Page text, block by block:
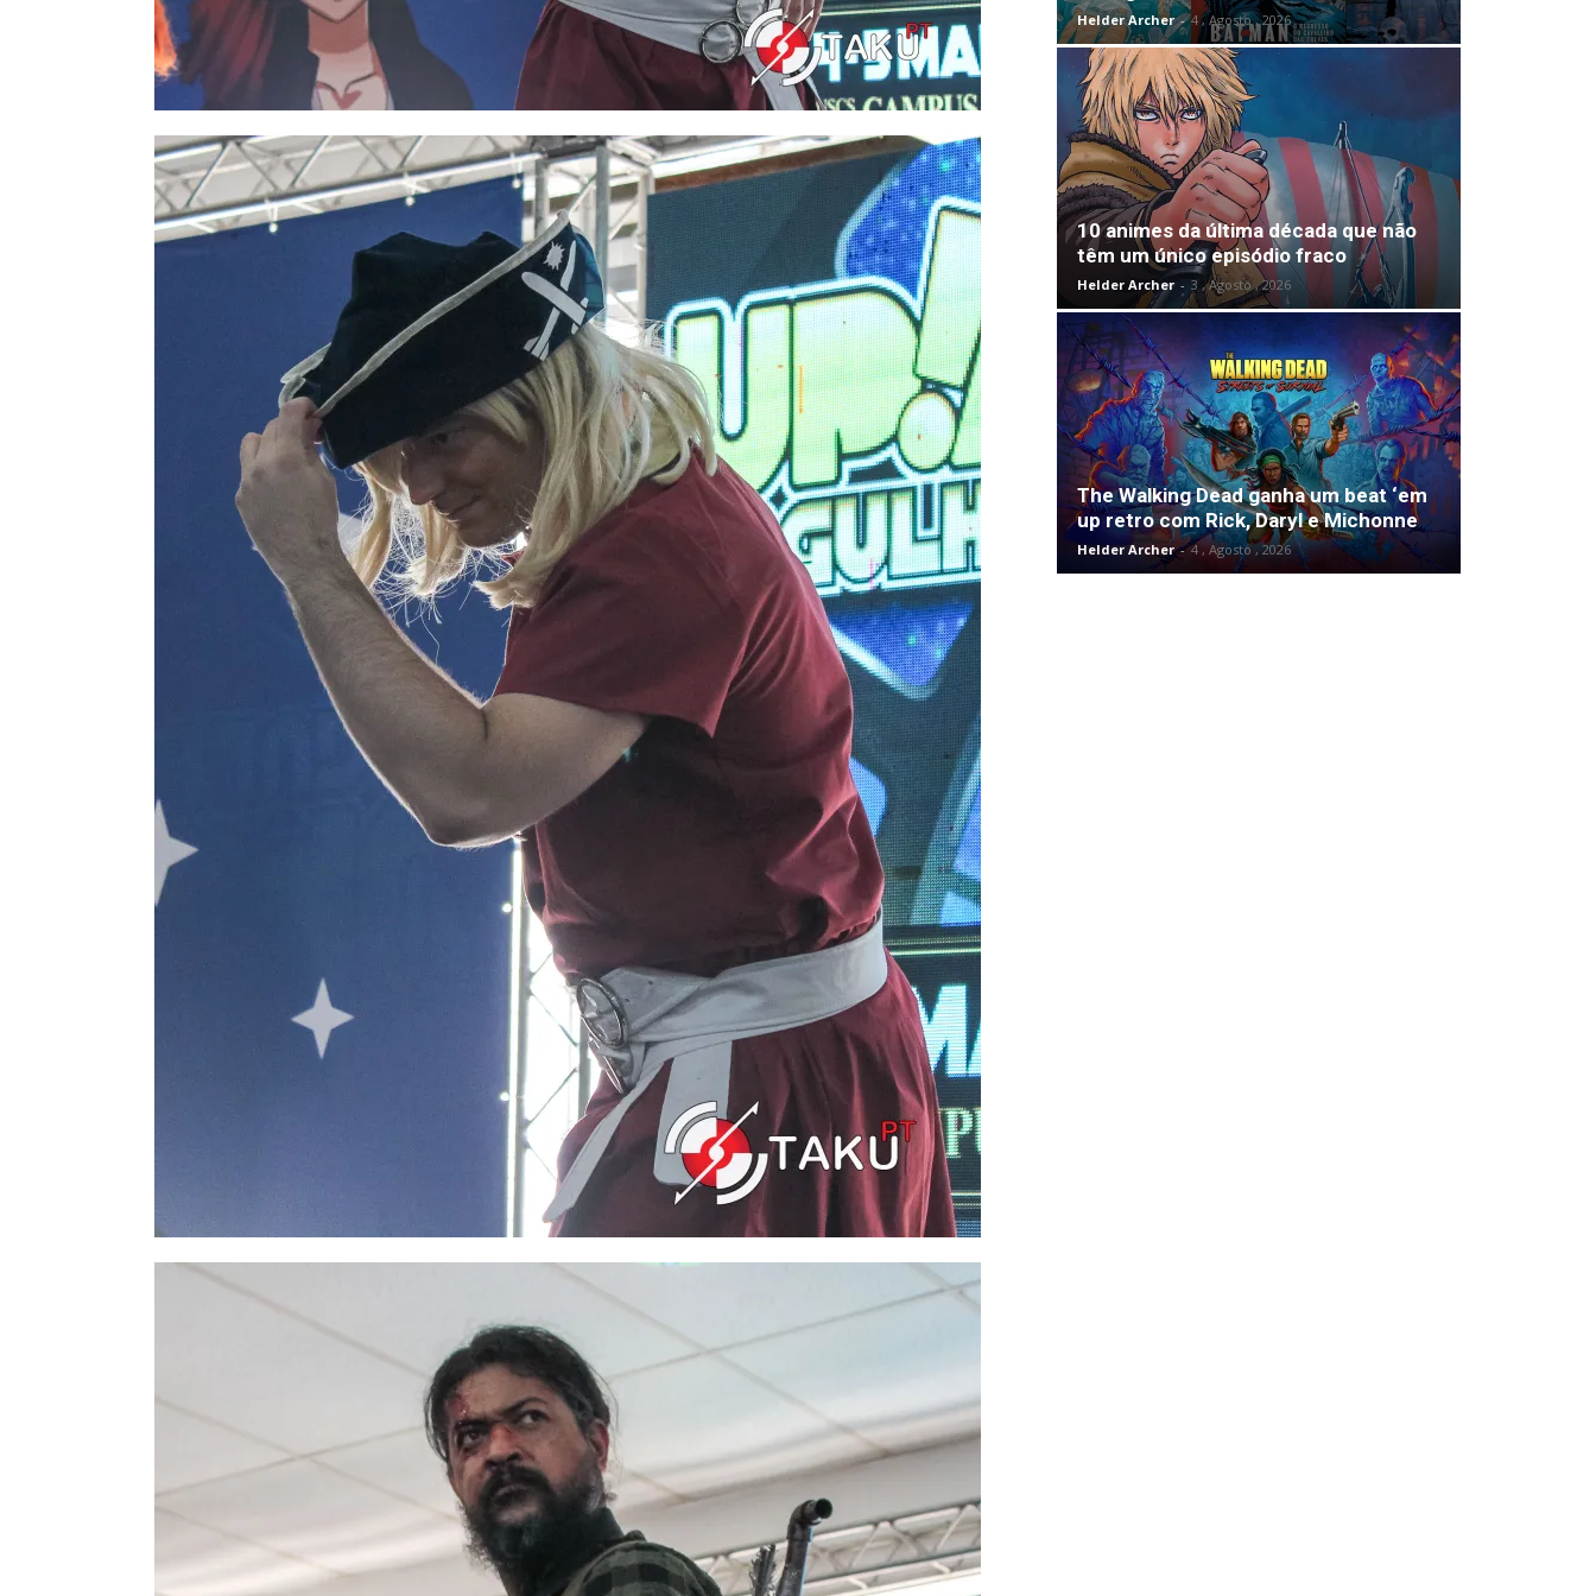
Helder Archer - 4 , Agosto , 2026
10 animes da última década que não
têm um único episódio fraco
Helder Archer - 3 , Agosto , 2026
The Walking Dead ganha um beat ‘em
up retro com Rick, Daryl e Michonne
Helder Archer - 4 , Agosto , 2026